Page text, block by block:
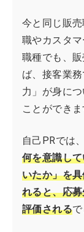
今と同じ販
職やカスタ
職種でも、
ば、接客業
力」が身に
ことができま
自己PRでは、
何を意識し
いたか」を
れると、応
評価されるで